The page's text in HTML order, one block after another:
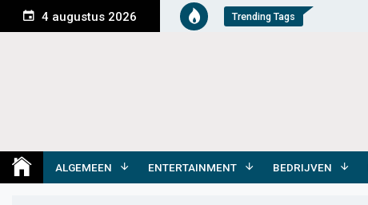
n
e
4 augustus 2026 Trending Tags
Medemblik Actueel
ALGEMEEN ENTERTAINMENT BEDRIJVEN